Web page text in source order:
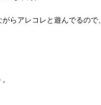
らアレコレと遊んでるので